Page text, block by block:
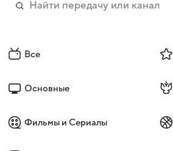
Все
Основные
Фильмы и Сериалы